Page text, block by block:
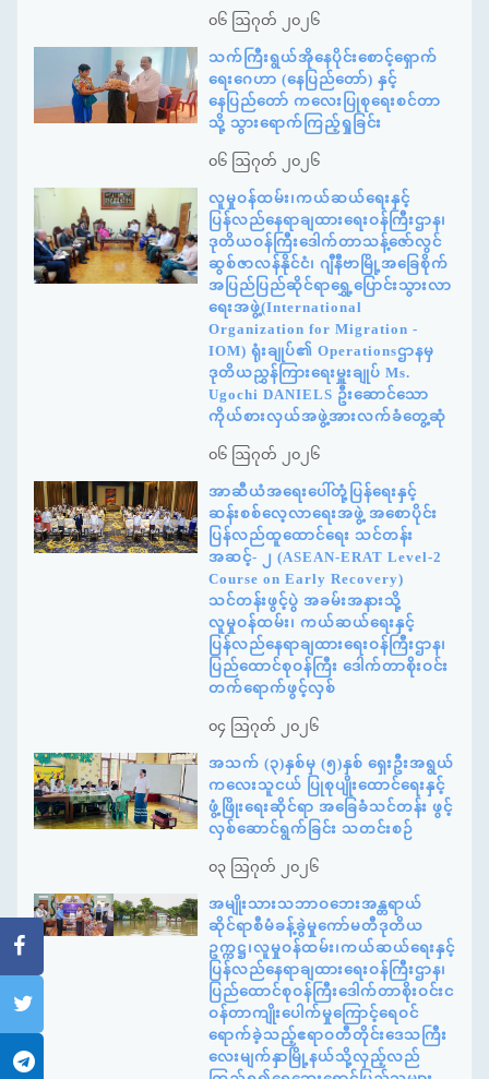
၀၆ ဩဂုတ် ၂၀၂၆
သက်ကြီးရွယ်အိုနေပိုင်းစောင့်ရှောက်
ရေးဂေဟာ (နေပြည်တော်) နှင့်
နေပြည်တော် ကလေးပြုစုရေးစင်တာ
သို့ သွားရောက်ကြည့်ရှုခြင်း
၀၆ ဩဂုတ် ၂၀၂၆
လူမှုဝန်ထမ်း၊ကယ်ဆယ်ရေးနှင့်
ပြန်လည်နေရာချထားရေးဝန်ကြီးဌာန၊
ဒုတိယဝန်ကြီးဒေါက်တာသန့်ဇော်လွင်
ဆွစ်ဇာလန်နိုင်ငံ၊ ဂျီနီဗာမြို့အခြေစိုက်
အပြည်ပြည်ဆိုင်ရာရွှေ့ပြောင်းသွားလာ
ရေးအဖွဲ့(International
Organization for Migration -
IOM) ရုံးချုပ်၏ Operationsဌာနမှ
ဒုတိယညွှန်ကြားရေးမှူးချုပ် Ms.
Ugochi DANIELS ဦးဆောင်သော
ကိုယ်စားလှယ်အဖွဲ့အားလက်ခံတွေ့ဆုံ
၀၆ ဩဂုတ် ၂၀၂၆
အာဆီယံအရေးပေါ်တုံ့ပြန်ရေးနှင့်
ဆန်းစစ်လေ့လာရေးအဖွဲ့ အစောပိုင်း
ပြန်လည်ထူထောင်ရေး သင်တန်း
အဆင့်- ၂ (ASEAN-ERAT Level-2
Course on Early Recovery)
သင်တန်းဖွင့်ပွဲ အခမ်းအနားသို့
လူမှုဝန်ထမ်း၊ ကယ်ဆယ်ရေးနှင့်
ပြန်လည်နေရာချထားရေးဝန်ကြီးဌာန၊
ပြည်ထောင်စုဝန်ကြီး ဒေါက်တာစိုးဝင်း
တက်ရောက်ဖွင့်လှစ်
၀၄ ဩဂုတ် ၂၀၂၆
အသက် (၃)နှစ်မှ (၅)နှစ် ရှေးဦးအရွယ်
ကလေးသူငယ် ပြုစုပျိုးထောင်ရေးနှင့်
ဖွံ့ဖြိုးရေးဆိုင်ရာ အခြေခံသင်တန်း ဖွင့်
လှစ်ဆောင်ရွက်ခြင်း သတင်းစဉ်
၀၃ ဩဂုတ် ၂၀၂၆
အမျိုးသားသဘာဝဘေးအန္တရာယ်
ဆိုင်ရာစီမံခန့်ခွဲမှုကော်မတီဒုတိယ
ဥက္ကဋ္ဌ၊လူမှုဝန်ထမ်း၊ကယ်ဆယ်ရေးနှင့်
ပြန်လည်နေရာချထားရေးဝန်ကြီးဌာန၊
ပြည်ထောင်စုဝန်ကြီးဒေါက်တာစိုးဝင်းင
ဝန်တာကျိုးပေါက်မှုကြောင့်ရေဝင်
ရောက်ခဲ့သည့်ဧရာဝတီတိုင်းဒေသကြီး
လေးမျက်နှာမြို့နယ်သို့လှည့်လည်